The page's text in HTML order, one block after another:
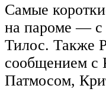
Самые
на пароме — с
Тилос. Также
сообщением с
Патмосом,